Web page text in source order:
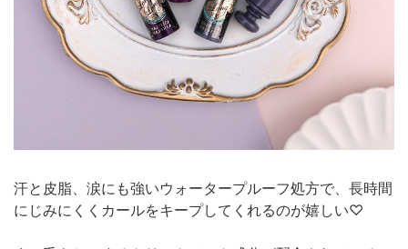
汗と皮脂、涙にも強いウォータープルーフ処方で、長時間
にじみにくくカールをキープしてくれるのが嬉しい♡